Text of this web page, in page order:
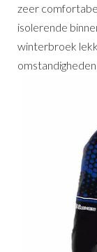
zeer
isolerende
winterbroek